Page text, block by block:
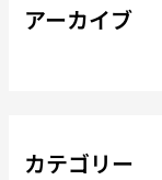
アーカイブ
カテゴリー